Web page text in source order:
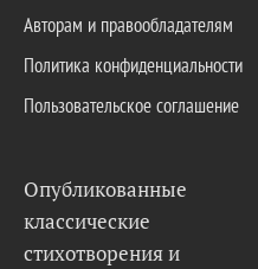
Авторам и правообладателям
Политика конфиденциальности
Пользовательское соглашение
Опубликованные
классические
стихотворения и